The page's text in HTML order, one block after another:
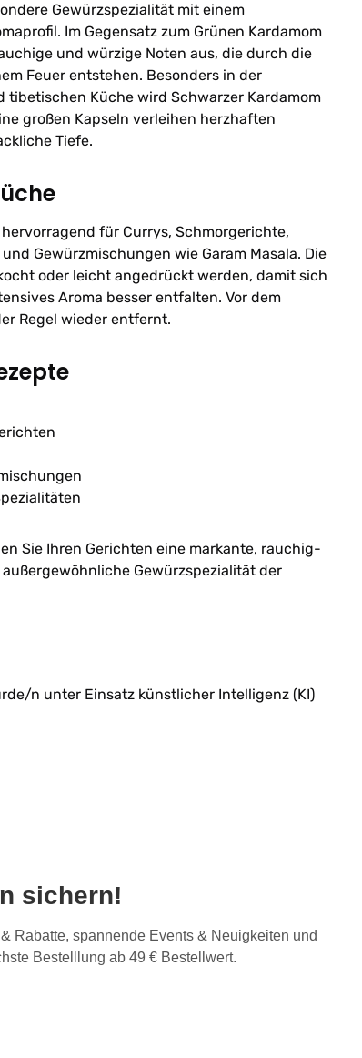
Gewürzspezialität mit einem
Im Gegensatz zum Grünen Kardamom
und würzige Noten aus, die durch die
Feuer entstehen. Besonders in der
Küche wird Schwarzer Kardamom
großen Kapseln verleihen herzhaften
Tiefe.
für Currys, Schmorgerichte,
Gewürzmischungen wie Garam Masala. Die
oder leicht angedrückt werden, damit sich
Aroma besser entfalten. Vor dem
Regel wieder entfernt.
Sie Ihren Gerichten eine markante, rauchig-
Gewürzspezialität der
n unter Einsatz künstlicher Intelligenz (KI)
sichern!
Rabatte, spannende Events & Neuigkeiten und
Bestelllung ab 49 € Bestellwert.